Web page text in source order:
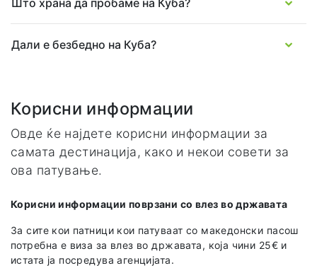
Дали е безбедно на Куба?
Корисни информации
Овде ќе најдете корисни информации за
самата дестинација, како и некои совети за
ова патување.
Корисни информации поврзани со влез во државата
За сите кои патници кои патуваат со македонски пасош
потребна е виза за влез во државата, која чини 25€ и
истата ја посредува агенцијата.